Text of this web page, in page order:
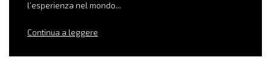
l’esperienza nel mondo...
Continua a leggere